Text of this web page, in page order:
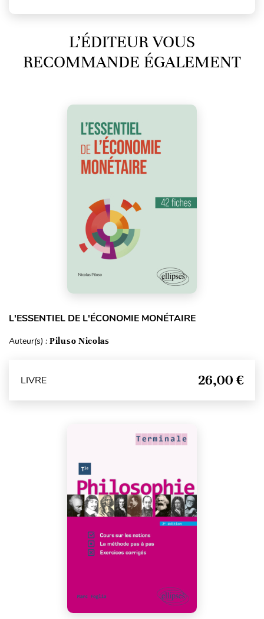
L’ÉDITEUR VOUS
RECOMMANDE ÉGALEMENT
L'ESSENTIEL DE L'ÉCONOMIE MONÉTAIRE
Auteur(s) : Piluso Nicolas
LIVRE 26,00 €